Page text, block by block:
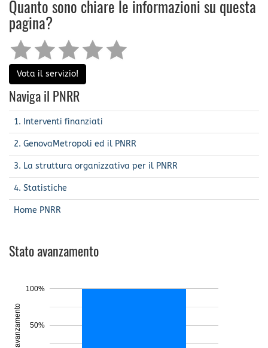
Quanto sono chiare le informazioni su questa
pagina?
Vota il servizio!
Naviga il PNRR
1. Interventi finanziati
2. GenovaMetropoli ed il PNRR
3. La struttura organizzativa per il PNRR
4. Statistiche
Home PNRR
Stato avanzamento
50%
100%
avanzamento